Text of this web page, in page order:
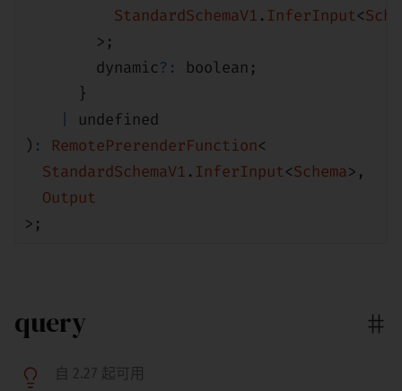
StandardSchemaV1 . InferInput<
>;
dynamic?: boolean ;
}
undefined
) : RemotePrerenderFunction<
StandardSchemaV1 . InferInput<Schema> ,
Output
>;
query
自 2.27 起可用